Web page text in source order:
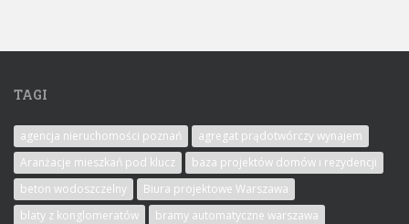
TAGI
agencja nieruchomości poznań
agregat prądotwórczy wynajem
Aranżacje mieszkań pod klucz
baza projektów domów i rezydencji
beton wodoszczelny
Biura projektowe Warszawa
blaty z konglomeratów
bramy automatyczne warszawa